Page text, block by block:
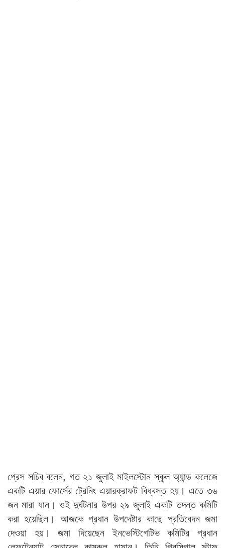
প্রেস সচিব বলেন, গত ২১ জুলাই মাইলস্টোন স্কুল অ্যান্ড কলেজে
একটি এয়ার ফোর্সের ট্রেনিং এয়ারক্রাফট বিধ্বস্ত হয়। এতে ৩৬
জন মারা যান। ওই দুর্ঘটনার উপর ২৯ জুলাই একটি তদন্ত কমিটি
করা হয়েছিল। আজকে প্রধান উপদেষ্টার কাছে প্রতিবেদন জমা
দেওয়া হয়। জমা দিয়েছেন ইনভেস্টিগেটিভ কমিটির প্রধান